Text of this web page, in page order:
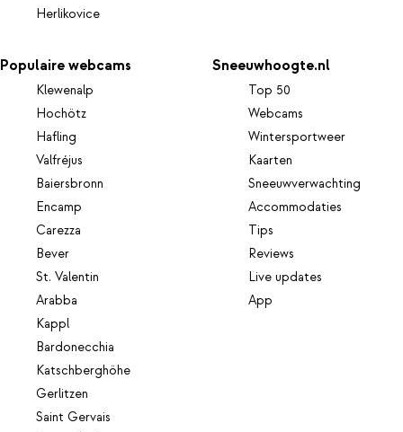
Herlikovice
Populaire webcams
Klewenalp
Hochötz
Hafling
Valfréjus
Baiersbronn
Encamp
Carezza
Bever
St. Valentin
Arabba
Kappl
Bardonecchia
Katschberghöhe
Gerlitzen
Saint Gervais
Sneeuwhoogte.nl
Top 50
Webcams
Wintersportweer
Kaarten
Sneeuwverwachting
Accommodaties
Tips
Reviews
Live updates
App